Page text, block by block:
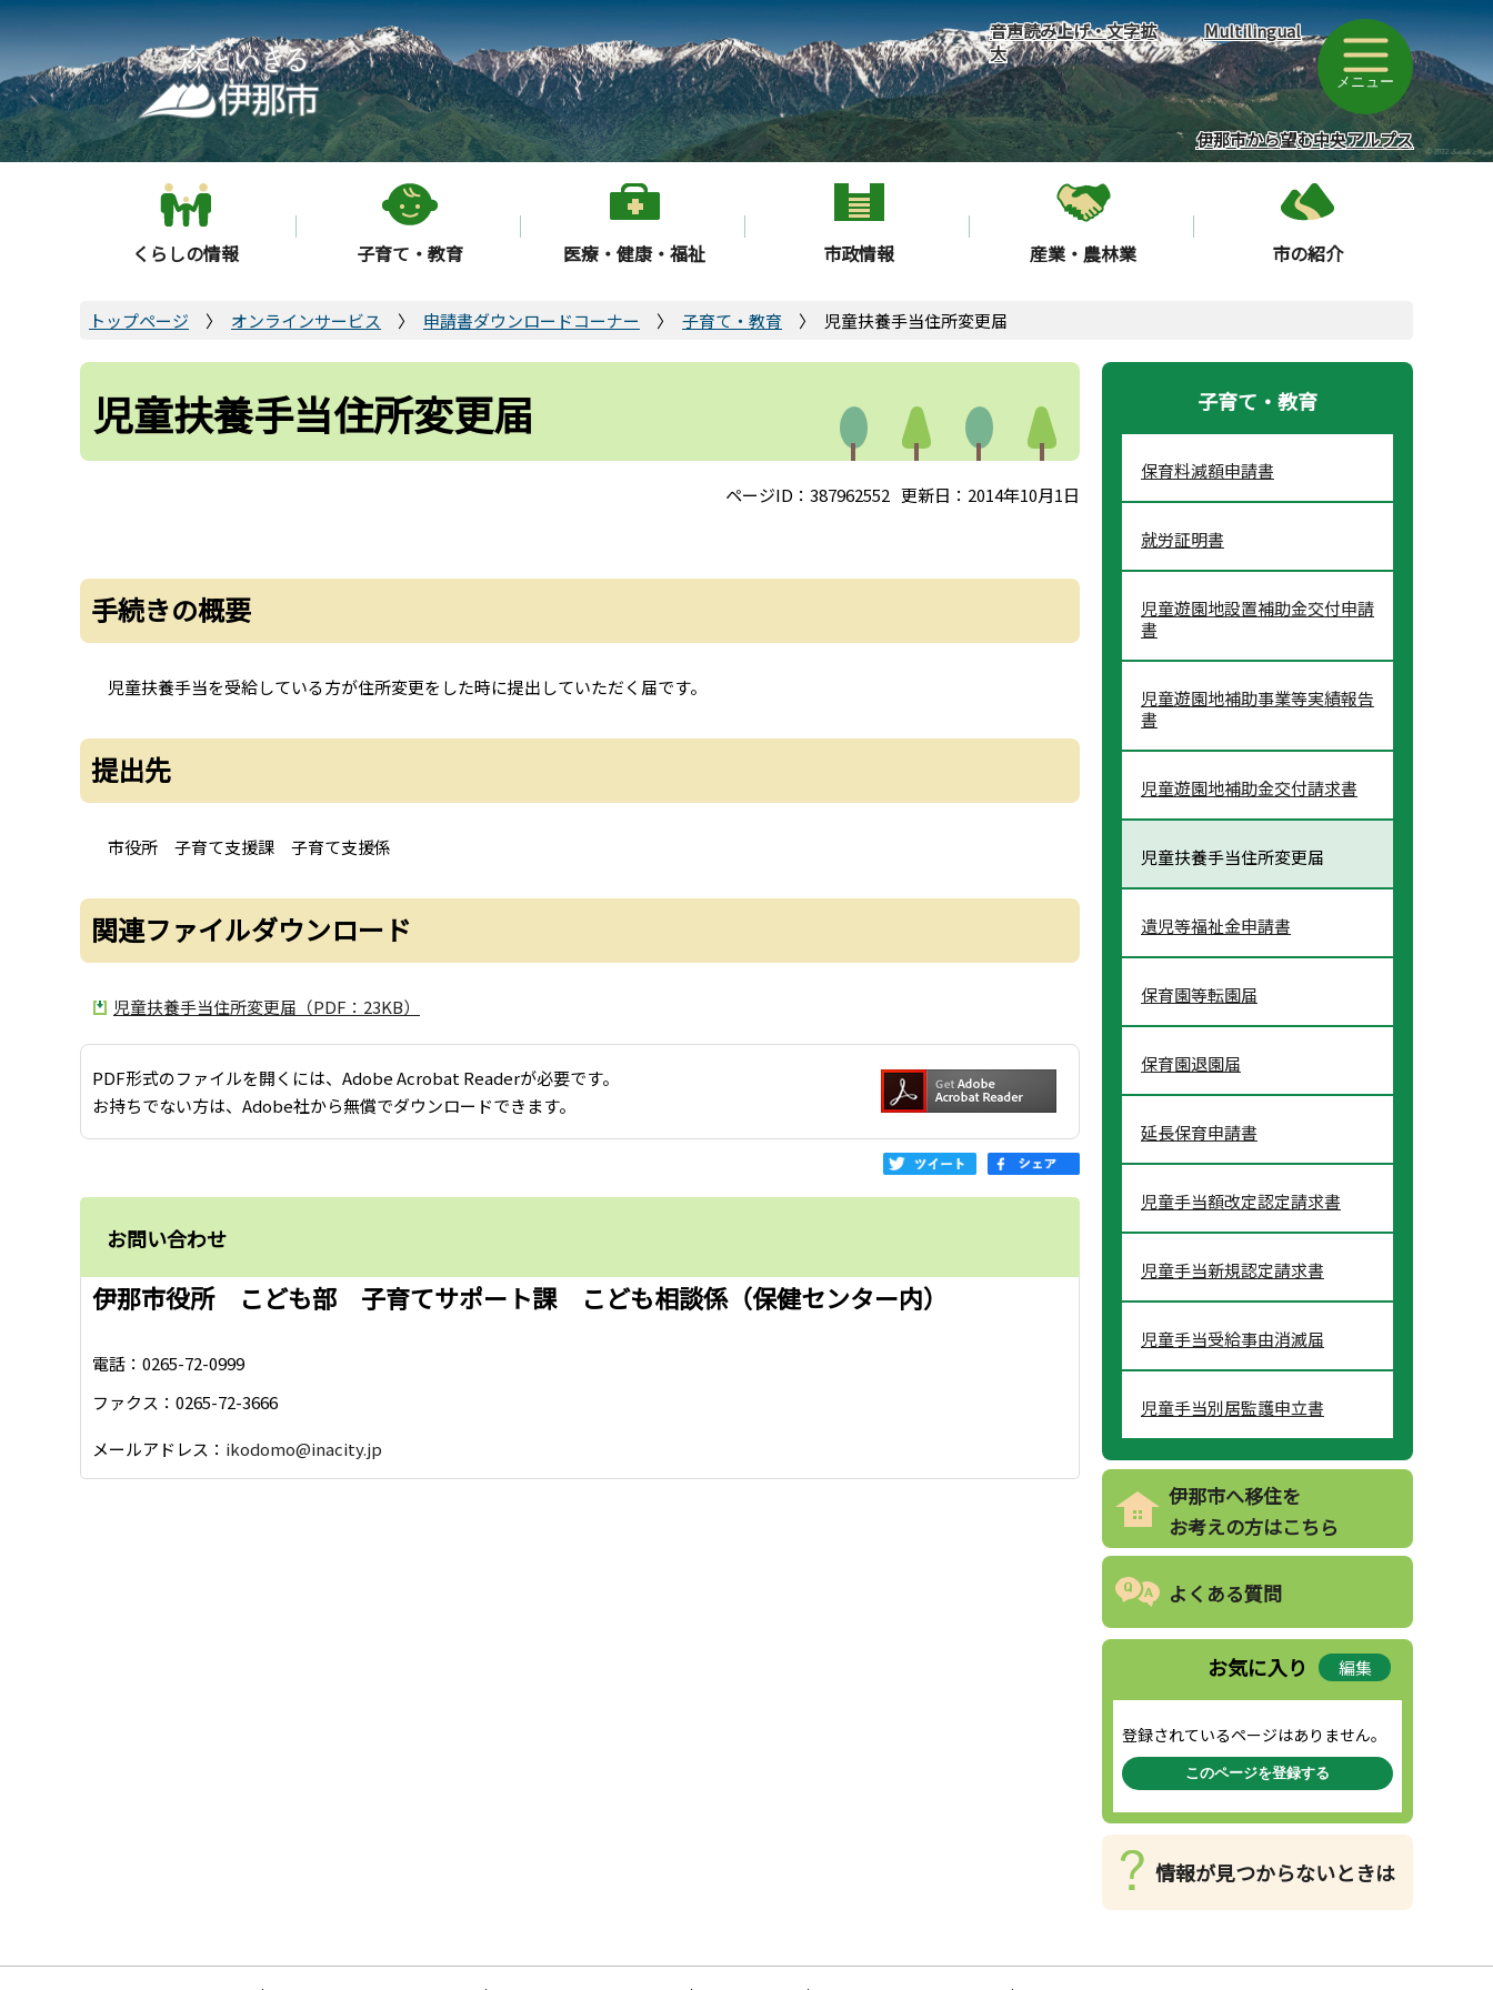
こ
の
ペ
ー
ジ
の
音声読み上げ・文字拡
大
Multilingual
メニュー
伊那市から望む中央アルプス
くらしの情報 子育て・教育 医療・健康・福祉 市政情報 産業・農林業 市の紹介
トップページ オンラインサービス 申請書ダウンロードコーナー 子育て・教育 児童扶養手当住所変更届
児童扶養手当住所変更届
ページID：387962552 更新日：2014年10月1日
手続きの概要
児童扶養手当を受給している方が住所変更をした時に提出していただく届です。
提出先
市役所 子育て支援課 子育て支援係
関連ファイルダウンロード
児童扶養手当住所変更届（PDF：23KB）
PDF形式のファイルを開くには、Adobe Acrobat Readerが必要です。
お持ちでない方は、Adobe社から無償でダウンロードできます。
お問い合わせ
伊那市役所 こども部 子育てサポート課 こども相談係（保健センター内）
電話：0265-72-0999
ファクス：0265-72-3666
メールアドレス： ikodomo@inacity.jp
子育て・教育
保育料減額申請書
就労証明書
児童遊園地設置補助金交付申請
書
児童遊園地補助事業等実績報告
書
児童遊園地補助金交付請求書
児童扶養手当住所変更届
遺児等福祉金申請書
保育園等転園届
保育園退園届
延長保育申請書
児童手当額改定認定請求書
児童手当新規認定請求書
児童手当受給事由消滅届
児童手当別居監護申立書
伊那市へ移住を
お考えの方はこちら
よくある質問
お気に入り 編集
登録されているページはありません。
このページを登録する
情報が見つからないときは